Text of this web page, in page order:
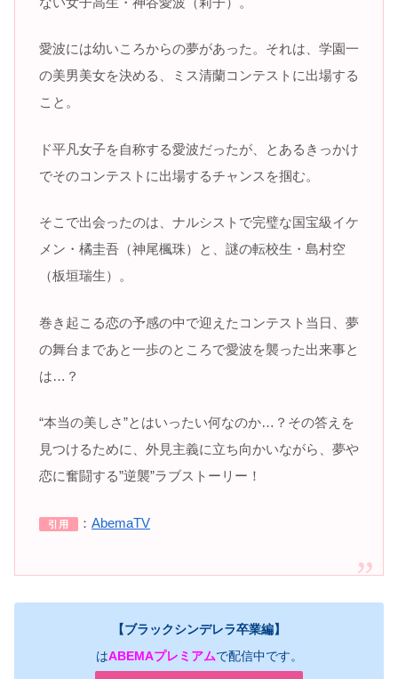
愛波には幼いころからの夢があった。それは、学園一
の美男美女を決める、ミス清蘭コンテストに出場する
こと。
ド平凡女子を自称する愛波だったが、とあるきっかけ
でそのコンテストに出場するチャンスを掴む。
そこで出会ったのは、ナルシストで完璧な国宝級イケ
メン・橘圭吾（神尾楓珠）と、謎の転校生・島村空
（板垣瑞生）。
巻き起こる恋の予感の中で迎えたコンテスト当日、夢
の舞台まであと一歩のところで愛波を襲った出来事と
は…？
“本当の美しさ”とはいったい何なのか…？その答えを
見つけるために、外見主義に立ち向かいながら、夢や
恋に奮闘する”逆襲”ラブストーリー！
引用 ： AbemaTV
【ブラックシンデレラ卒業編】
はABEMAプレミアムで配信中です。